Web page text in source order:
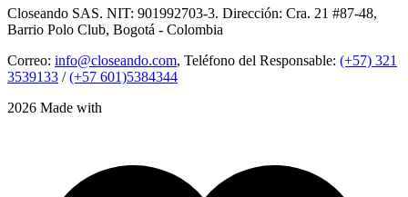
Closeando SAS. NIT: 901992703-3. Dirección: Cra. 21 #87-48,
Barrio Polo Club, Bogotá - Colombia
Correo: info@closeando.com, Teléfono del Responsable: (+57) 321
3539133 /(+57 601)5384344
2026 Made with